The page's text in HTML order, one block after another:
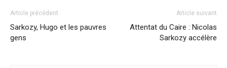
Article précédent
Sarkozy, Hugo et les pauvres
gens
Article suivant
Attentat du Caire : Nicolas
Sarkozy accélère